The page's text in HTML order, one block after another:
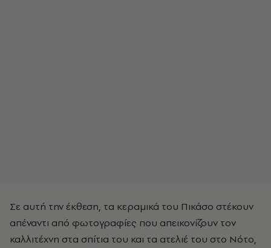
Σε αυτή την έκθεση, τα κεραμικά του Πικάσο στέκουν
απέναντι από φωτογραφίες που απεικονίζουν τον
καλλιτέχνη στα σπίτια του και τα ατελιέ του στο Νότο,